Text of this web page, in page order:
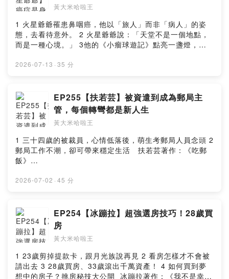
黃大米哈啦王
1 火星爺爺罹患鼻咽癌，他以「旅人」而非「病人」的姿
態，去看待意外。 2 火星爺爺說：「天堂不是一個地點，
而是一種心境。」 3他的《小瘤球遊記》點亮一盞燈，照
星爺爺著作：《小瘤球遊記》
2026-07-13 · 35 分
EP255【扶若芸】被資遣到成為郵局主
管，每個轉彎都是新人生
黃大米哈啦王
1 三十四歲的被裁員，心情低落後，萌生考郵局人員念頭 2
郵局工作不潮，卻可帶來穩定生活 扶若芸著作：《吃郵
飯》
sloc=main --Hosting provided by SoundOn
2026-07-02 · 45 分
EP254【冰蹦拉】超強選房技巧！28歲買
房
黃大米哈啦王
1 23歲剪掉提款卡，跟月光族說再見 2 看房怎樣才不會被
請出去 3 28歲買房、33歲滾出千萬資產！ 4 如何買到夢
想中的房子？挑房秘技大公開 冰蹦拉著作：《我不是幸